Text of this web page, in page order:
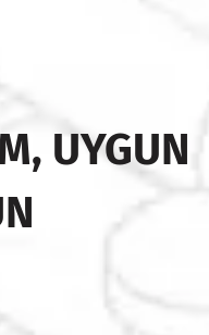
UYGUN